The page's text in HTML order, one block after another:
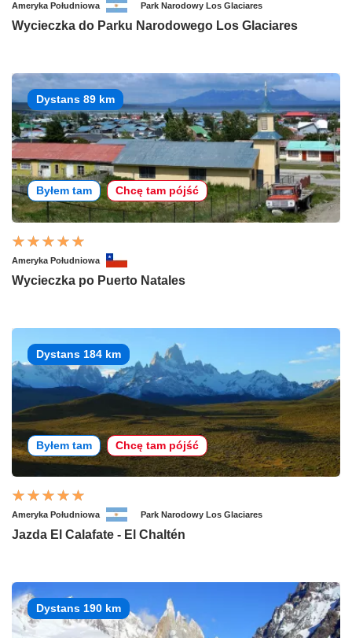
Ameryka Południowa Park Narodowy Los Glaciares
Wycieczka do Parku Narodowego Los Glaciares
Dystans 89 km
Byłem tam Chcę tam pójść
Ameryka Południowa
Wycieczka po Puerto Natales
Dystans 184 km
Byłem tam Chcę tam pójść
Ameryka Południowa Park Narodowy Los Glaciares
Jazda El Calafate - El Chaltén
Dystans 190 km